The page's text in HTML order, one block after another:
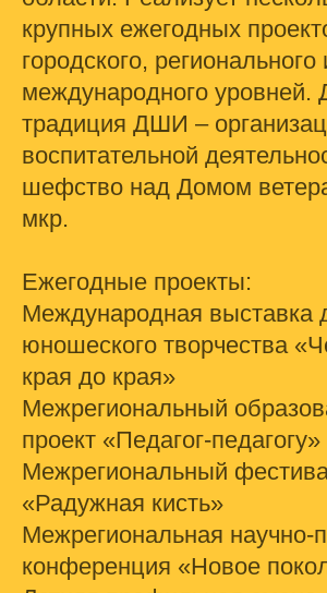
крупных ежегодных
городского, регионального
международного уровней.
традиция ДШИ –
воспитательной
шефство над Домом
мкр.
Ежегодные проекты:
Международная выставка
юношеского творчества
края до края»
Межрегиональный
проект «Педагог-педагогу»
Межрегиональный
«Радужная кисть»
Межрегиональная научно-
конференция «Новое